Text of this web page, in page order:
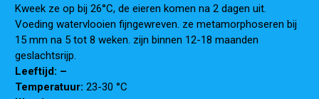
Kweek ze op bij 26°C, de eieren komen na 2 dagen uit.
Voeding watervlooien fijngewreven. ze metamorphoseren bij
15 mm na 5 tot 8 weken. zijn binnen 12-18 maanden
geslachtsrijp.
Leeftijd: –
Temperatuur:23-30 °C